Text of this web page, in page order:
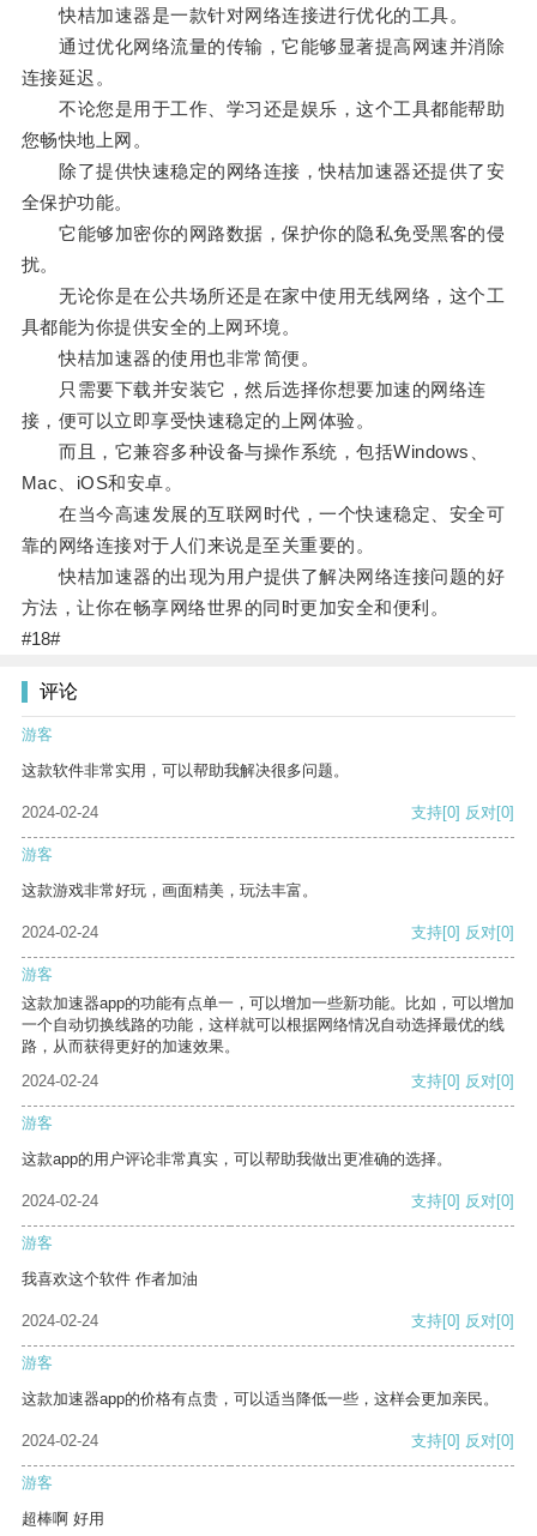
快桔加速器是一款针对网络连接进行优化的工具。
通过优化网络流量的传输，它能够显著提高网速并消除
连接延迟。
不论您是用于工作、学习还是娱乐，这个工具都能帮助
您畅快地上网。
除了提供快速稳定的网络连接，快桔加速器还提供了安
全保护功能。
它能够加密你的网路数据，保护你的隐私免受黑客的侵
扰。
无论你是在公共场所还是在家中使用无线网络，这个工
具都能为你提供安全的上网环境。
快桔加速器的使用也非常简便。
只需要下载并安装它，然后选择你想要加速的网络连
接，便可以立即享受快速稳定的上网体验。
而且，它兼容多种设备与操作系统，包括Windows、
Mac、iOS和安卓。
在当今高速发展的互联网时代，一个快速稳定、安全可
靠的网络连接对于人们来说是至关重要的。
快桔加速器的出现为用户提供了解决网络连接问题的好
方法，让你在畅享网络世界的同时更加安全和便利。
#18#
评论
游客
这款软件非常实用，可以帮助我解决很多问题。
2024-02-24 支持[0] 反对[0]
游客
这款游戏非常好玩，画面精美，玩法丰富。
2024-02-24 支持[0] 反对[0]
游客
这款加速器app的功能有点单一，可以增加一些新功能。比如，可以增加
一个自动切换线路的功能，这样就可以根据网络情况自动选择最优的线
路，从而获得更好的加速效果。
2024-02-24
支持[0] 反对[0]
游客
这款app的用户评论非常真实，可以帮助我做出更准确的选择。
2024-02-24 支持[0] 反对[0]
游客
我喜欢这个软件 作者加油
2024-02-24 支持[0] 反对[0]
游客
这款加速器app的价格有点贵，可以适当降低一些，这样会更加亲民。
2024-02-24 支持[0] 反对[0]
游客
超棒啊 好用